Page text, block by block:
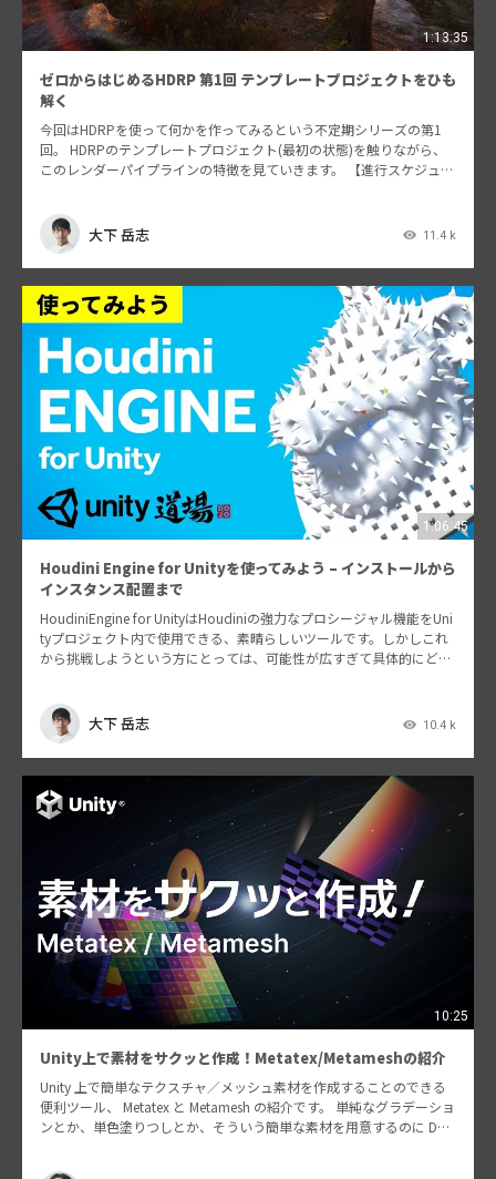
1:13:35
ゼロからはじめるHDRP 第1回 テンプレートプロジェクトをひも
解く
今回はHDRPを使って何かを作ってみるという不定期シリーズの第1
回。 HDRPのテンプレートプロジェクト(最初の状態)を触りながら、
このレンダーパイプラインの特徴を見ていきます。 【進行スケジュー
大下 岳志 11.4 k
1:06:45
Houdini Engine for Unityを使ってみよう – インストールから
インスタンス配置まで
HoudiniEngine for UnityはHoudiniの強力なプロシージャル機能をUni
tyプロジェクト内で使用できる、素晴らしいツールです。しかしこれ
から挑戦しようという方にとっては、可能性が広すぎて具体的にどう
大下 岳志 10.4 k
10:25
Unity上で素材をサクッと作成！Metatex/Metameshの紹介
Unity 上で簡単なテクスチャ／メッシュ素材を作成することのできる
便利ツール、 Metatex と Metamesh の紹介です。 単純なグラデーショ
ンとか、単色塗りつしとか、そういう簡単な素材を用意するのに DCC